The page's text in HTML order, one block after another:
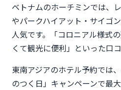
ベトナムのホーチミンでは、
やパークハイアット・サイゴ
人気です。「コロニアル様式
くて観光に便利」といった口
東南アジアのホテル予約では
のつく日」キャンペーンで最